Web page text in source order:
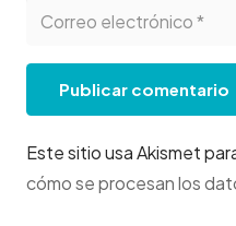
Publicar comentario
Este sitio usa Akismet
cómo se procesan los